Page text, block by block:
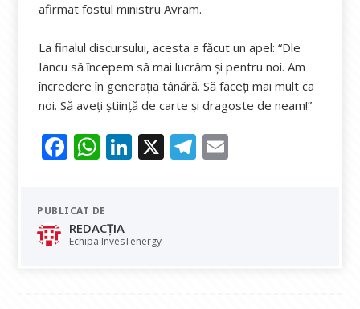
afirmat fostul ministru Avram.
La finalul discursului, acesta a făcut un apel: “Dle
Iancu să începem să mai lucrăm și pentru noi. Am
încredere în generația tânără. Să faceți mai mult ca
noi. Să aveți știință de carte și dragoste de neam!”
F
e
b
o
W
at
s
A
Li
dI
X T
PUBLICAT DE
REDACȚIA
Echipa InvesTenergy